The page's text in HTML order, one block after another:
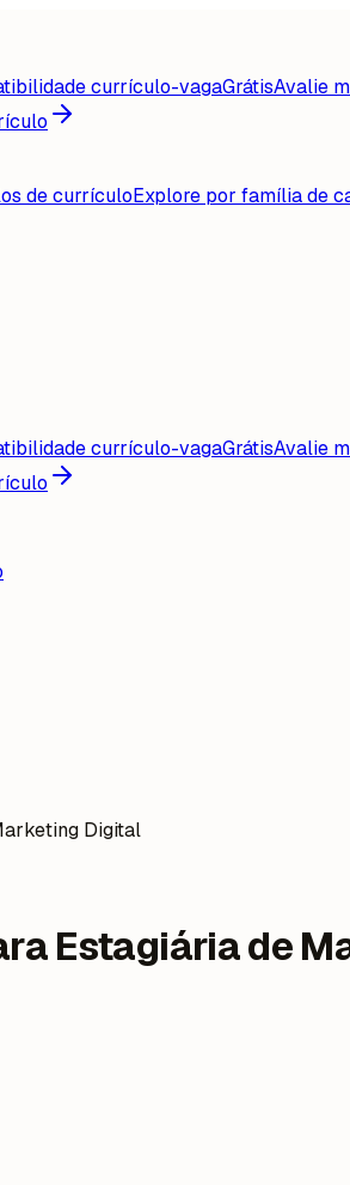
currículo-vagaGrátisAvalie
de currículoExplore por família de
currículo-vagaGrátisAvalie
Digital
Estagiária de